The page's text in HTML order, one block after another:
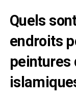
Quels
endroits
peintures